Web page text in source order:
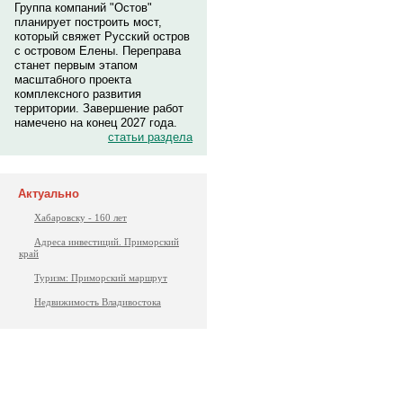
Группа компаний "Остов"
планирует построить мост,
который свяжет Русский остров
с островом Елены. Переправа
станет первым этапом
масштабного проекта
комплексного развития
территории. Завершение работ
намечено на конец 2027 года.
статьи раздела
Актуально
Хабаровску - 160 лет
Адреса инвестиций. Приморский
край
Туризм: Приморский маршрут
Недвижимость Владивостока